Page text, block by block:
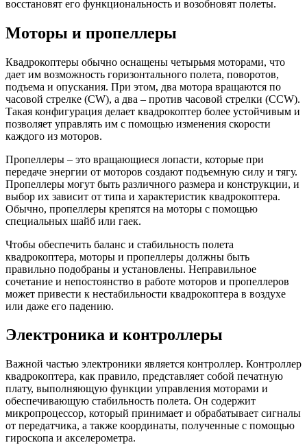
восстановят его функциональность и возобновят полеты.
Моторы и пропеллеры
Квадрокоптеры обычно оснащены четырьмя моторами, что
дает им возможность горизонтального полета, поворотов,
подъема и опускания. При этом, два мотора вращаются по
часовой стрелке (CW), а два – против часовой стрелки (CCW).
Такая конфигурация делает квадрокоптер более устойчивым и
позволяет управлять им с помощью изменения скорости
каждого из моторов.
Пропеллеры – это вращающиеся лопасти, которые при
передаче энергии от моторов создают подъемную силу и тягу.
Пропеллеры могут быть различного размера и конструкции, и
выбор их зависит от типа и характеристик квадрокоптера.
Обычно, пропеллеры крепятся на моторы с помощью
специальных шайб или гаек.
Чтобы обеспечить баланс и стабильность полета
квадрокоптера, моторы и пропеллеры должны быть
правильно подобраны и установлены. Неправильное
сочетание и непостоянство в работе моторов и пропеллеров
может привести к нестабильности квадрокоптера в воздухе
или даже его падению.
Электроника и контроллеры
Важной частью электроники является контроллер. Контроллер
квадрокоптера, как правило, представляет собой печатную
плату, выполняющую функции управления моторами и
обеспечивающую стабильность полета. Он содержит
микропроцессор, который принимает и обрабатывает сигналы
от передатчика, а также координаты, полученные с помощью
гироскопа и акселерометра.